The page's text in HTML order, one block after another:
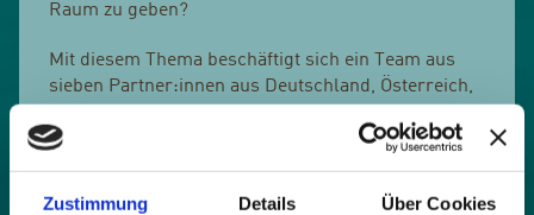
Zustimmung Details Über Cookies
Raum zu geben?
Mit diesem Thema beschäftigt sich ein Team aus
sieben Partner:innen aus Deutschland, Österreich,
Projektzeitraum. Das Projekt BrokeringSpaces